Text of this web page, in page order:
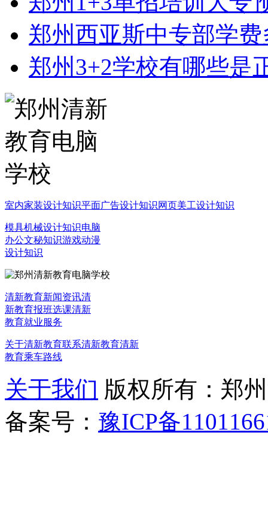
郑州西亚斯中专部学
郑州3+2学校有哪些是
室内家装设计知识平面广告设计知识网页美工设计知识
模具机械设计知识电脑
办公文秘知识游戏动漫
设计知识
清新教育新闻资讯清
新教育报班选课清新
教育就业服务
关于清新教育联系清新教育清新
教育乘车路线
关于我们 版权所有：郑
备案号： 豫ICP备